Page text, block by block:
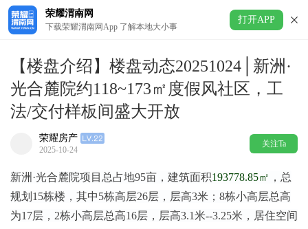
荣耀渭南网
下载荣耀渭南网App 了解本地大小事
打开APP
【楼盘介绍】楼盘动态20251024│新洲·
光合麓院约118~173㎡度假风社区，工
法/交付样板间盛大开放
荣耀房产
2025-10-24
关注Ta
新洲·光合麓院项目总占地95亩，建筑面积193778.85㎡ ，总
规划15栋楼，其中5栋高层26层，层高3米；8栋小高层总高
为17层，2栋小高层总高16层，层高3.1米--3.25米，居住空间